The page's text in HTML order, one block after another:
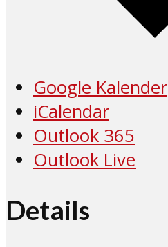
Google Kalender
iCalendar
Outlook 365
Outlook Live
Details